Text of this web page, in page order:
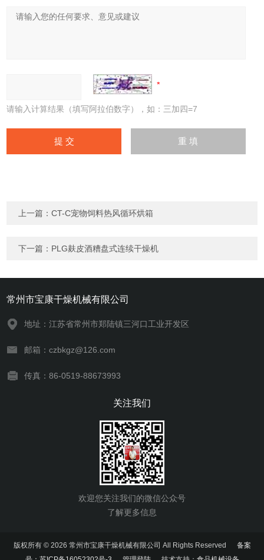
请输入计算结果（填写阿拉伯数字），如：三加四=7
上一篇：CT-C宠物饲料热风循环烘箱
下一篇： PLG麸皮酒糟盘式连续干燥机
常州市宝康干燥机械有限公司
地址：江苏省常州市郑陆镇三河口工业开发区
邮箱：czbkgz@126.com
传真：86-0519-88673993
关注我们
欢迎您关注我们的微信公众号
了解更多信息
版权所有 © 2026 常州市宝康干燥机械有限公司 All Rights Reserved 备案